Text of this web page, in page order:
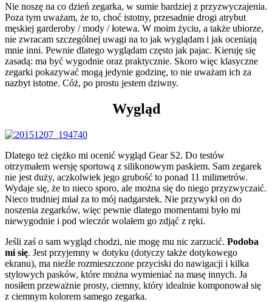
Nie noszę na co dzień zegarka, w sumie bardziej z przyzwyczajenia.
Poza tym uważam, że to, choć istotny, przesadnie drogi atrybut
męskiej garderoby / mody / łotewa. W moim życiu, a także ubiorze,
nie zwracam szczególnej uwagi na to jak wyglądam i jak oceniają
mnie inni. Pewnie dlatego wyglądam często jak pajac. Kieruję się
zasadą: ma być wygodnie oraz praktycznie. Skoro więc klasyczne
zegarki pokazywać mogą jedynie godzinę, to nie uważam ich za
nazbyt istotne. Cóż, po prostu jestem dziwny.
Wygląd
Dlatego też ciężko mi ocenić wygląd Gear S2. Do testów
otrzymałem wersję sportową z silikonowym paskiem. Sam zegarek
nie jest duży, aczkolwiek jego grubość to ponad 11 milimetrów.
Wydaje się, że to nieco sporo, ale można się do niego przyzwyczaić.
Nieco trudniej miał za to mój nadgarstek. Nie przywykł on do
noszenia zegarków, więc pewnie dlatego momentami było mi
niewygodnie i pod wieczór wolałem go zdjąć z ręki.
Jeśli zaś o sam wygląd chodzi, nie mogę mu nic zarzucić. Podoba
mi się. Jest przyjemny w dotyku (dotyczy także dotykowego
ekranu), ma nieźle rozmieszczone przyciski do nawigacji i kilka
stylowych pasków, które można wymieniać na masę innych. Ja
nosiłem przeważnie prosty, ciemny, który idealnie komponował się
z ciemnym kolorem samego zegarka.